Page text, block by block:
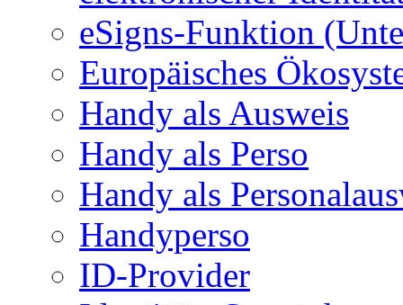
eSigns-Funktion
Europäisches
Handy als Ausweis
Handy als Perso
Handy als
Handyperso
ID-Provider